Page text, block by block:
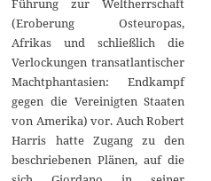
Führung zur Weltherrschaft
(Eroberung Osteuropas,
Afrikas und schließlich die
Verlockungen transatlantischer
Machtphantasien: Endkampf
gegen die Vereinigten Staaten
von Amerika) vor. Auch Robert
Harris hatte Zugang zu den
beschriebenen Plänen, auf die